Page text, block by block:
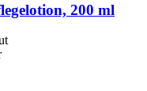
200 ml